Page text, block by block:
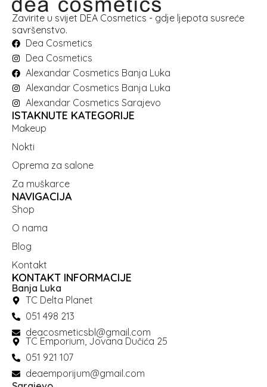
Zavirite u svijet DEA Cosmetics - gdje ljepota susreće
savršenstvo.
Dea Cosmetics
Dea Cosmetics
Alexandar Cosmetics Banja Luka
Alexandar Cosmetics Banja Luka
Alexandar Cosmetics Sarajevo
ISTAKNUTE KATEGORIJE
Makeup
Nokti
Oprema za salone
Za muškarce
NAVIGACIJA
Shop
O nama
Blog
Kontakt
KONTAKT INFORMACIJE
Banja Luka
TC Delta Planet
051 498 213
deacosmeticsbl@gmail.com
TC Emporium, Jovana Dučića 25
051 921 107
deaemporijum@gmail.com